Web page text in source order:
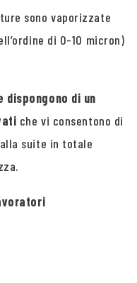
sono vaporizzate
di 0-10 micron)
di un
che vi consentono di
suite in totale